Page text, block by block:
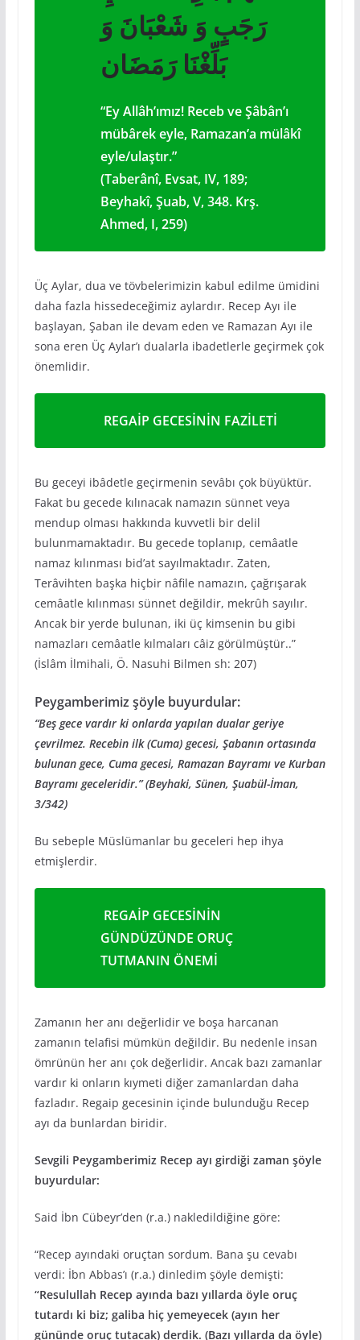
رَجَبٍ وَ شَعْبَانَ وَ
بَلِّغْنَا رَمَضَان
“Ey Allâhʼımız! Receb ve Şâbânʼı
mübârek eyle, Ramazanʼa mülâkî
eyle/ulaştır.”
(Taberânî, Evsat, IV, 189;
Beyhakî, Şuab, V, 348. Krş.
Ahmed, I, 259)
Üç Aylar, dua ve tövbelerimizin kabul edilme ümidini
daha fazla hissedeceğimiz aylardır. Recep Ayı ile
başlayan, Şaban ile devam eden ve Ramazan Ayı ile
sona eren Üç Aylar’ı dualarla ibadetlerle geçirmek çok
önemlidir.
REGAİP GECESİNİN FAZİLETİ
Bu geceyi ibâdetle geçirmenin sevâbı çok büyüktür.
Fakat bu gecede kılınacak namazın sünnet veya
mendup olması hakkında kuvvetli bir delil
bulunmamaktadır. Bu gecede toplanıp, cemâatle
namaz kılınması bid’at sayılmaktadır. Zaten,
Terâvihten başka hiçbir nâfile namazın, çağrışarak
cemâatle kılınması sünnet değildir, mekrûh sayılır.
Ancak bir yerde bulunan, iki üç kimsenin bu gibi
namazları cemâatle kılmaları câiz görülmüştür..”
(İslâm İlmihali, Ö. Nasuhi Bilmen sh: 207)
Peygamberimiz şöyle buyurdular:
“Beş gece vardır ki onlarda yapılan dualar geriye
çevrilmez. Recebin ilk (Cuma) gecesi, Şabanın ortasında
bulunan gece, Cuma gecesi, Ramazan Bayramı ve Kurban
Bayramı geceleridir.” (Beyhaki, Sünen, Şuabül-İman,
3/342)
Bu sebeple Müslümanlar bu geceleri hep ihya
etmişlerdir.
REGAİP GECESİNİN
GÜNDÜZÜNDE ORUÇ
TUTMANIN ÖNEMİ
Zamanın her anı değerlidir ve boşa harcanan
zamanın telafisi mümkün değildir. Bu nedenle insan
ömrünün her anı çok değerlidir. Ancak bazı zamanlar
vardır ki onların kıymeti diğer zamanlardan daha
fazladır. Regaip gecesinin içinde bulunduğu Recep
ayı da bunlardan biridir.
Sevgili Peygamberimiz Recep ayı girdiği zaman şöyle
buyurdular:
Said İbn Cübeyr’den (r.a.) nakledildiğine göre:
“Recep ayındaki oruçtan sordum. Bana şu cevabı
verdi: İbn Abbas’ı (r.a.) dinledim şöyle demişti:
“Resulullah Recep ayında bazı yıllarda öyle oruç
tutardı ki biz; galiba hiç yemeyecek (ayın her
gününde oruç tutacak) derdik. (Bazı yıllarda da öyle)